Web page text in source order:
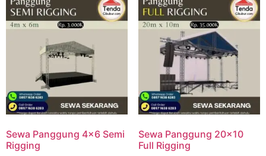
Sewa Panggung 4×6 Semi
Rigging
Sewa Panggung 20×10
Full Rigging